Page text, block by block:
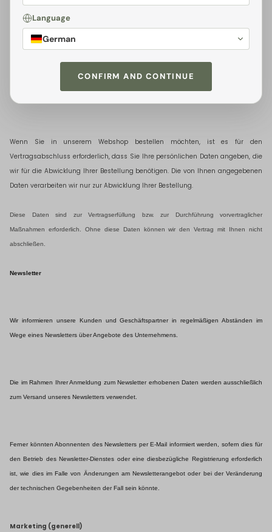
Wenn Sie Ihre Bestelldaten auf unserer Website, telefonisch oder
angeben, werden die von Ihnen angegebenen Daten, einschließlich Ihrer
personenbezogenen Daten im Rahmen unserer Geschäftsbeziehung mit Ihnen
von uns und den unten genannten Empfängern zur (Vor-)Vertragsabwicklung
verarbeitet, um Ihre Bestellung abzuwickeln und zu verwalten, sowie um Sie als
Kunden zu betreuen.
Wenn Sie in unserem Webshop bestellen möchten, ist es für den
Vertragsabschluss erforderlich, dass Sie Ihre persönlichen Daten angeben, die
wir für die Abwicklung Ihrer Bestellung benötigen. Die von Ihnen angegebenen
Daten verarbeiten wir nur zur Abwicklung Ihrer Bestellung.
Diese Daten sind zur Vertragserfüllung bzw. zur Durchführung vorvertraglicher
Maßnahmen erforderlich. Ohne diese Daten können wir den Vertrag mit Ihnen nicht
abschließen.
Newsletter
Wir informieren unsere Kunden und Geschäftspartner in regelmäßigen Abständen im
Wege eines Newsletters über Angebote des Unternehmens.
Die im Rahmen Ihrer Anmeldung zum Newsletter erhobenen Daten werden ausschließlich
zum Versand unseres Newsletters verwendet.
Ferner könnten Abonnenten des Newsletters per E-Mail informiert werden, sofern dies für
den Betrieb des Newsletter-Dienstes oder eine diesbezügliche Registrierung erforderlich
ist, wie dies im Falle von Änderungen am Newsletterangebot oder bei der Veränderung
der technischen Gegebenheiten der Fall sein könnte.
Marketing (generell)
Language
German
CONFIRM AND CONTINUE